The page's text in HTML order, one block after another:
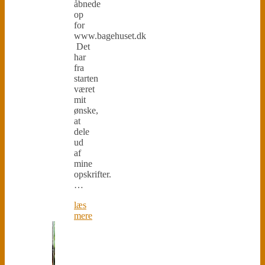
åbnede
op
for
www.bagehuset.dk
Det
har
fra
starten
været
mit
ønske,
at
dele
ud
af
mine
opskrifter.
…
læs
mere